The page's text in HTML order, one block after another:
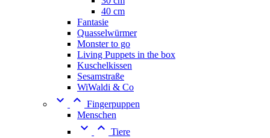
40 cm
Fantasie
Quasselwürmer
Monster to go
Living Puppets in the box
Kuschelkissen
Sesamstraße
WiWaldi & Co
  Fingerpuppen
Menschen
  Tiere